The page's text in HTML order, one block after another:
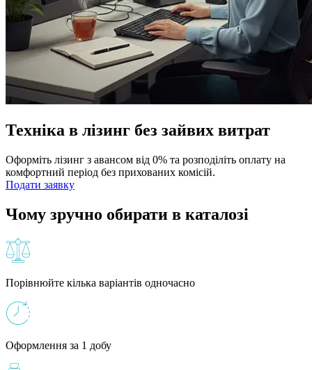
Техніка в лізинг без зайвих витрат
Оформіть лізинг з авансом від 0% та розподіліть оплату на
комфортний період без прихованих комісій.
Подати заявку
Чому зручно обирати в каталозі
Порівнюйте кілька варіантів одночасно
Оформлення за 1 добу